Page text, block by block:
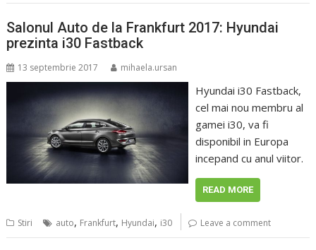
Salonul Auto de la Frankfurt 2017: Hyundai
prezinta i30 Fastback
13 septembrie 2017 mihaela.ursan
Hyundai i30 Fastback,
cel mai nou membru al
gamei i30, va fi
disponibil in Europa
incepand cu anul viitor.
READ MORE
Stiri auto, Frankfurt, Hyundai, i30 Leave a comment